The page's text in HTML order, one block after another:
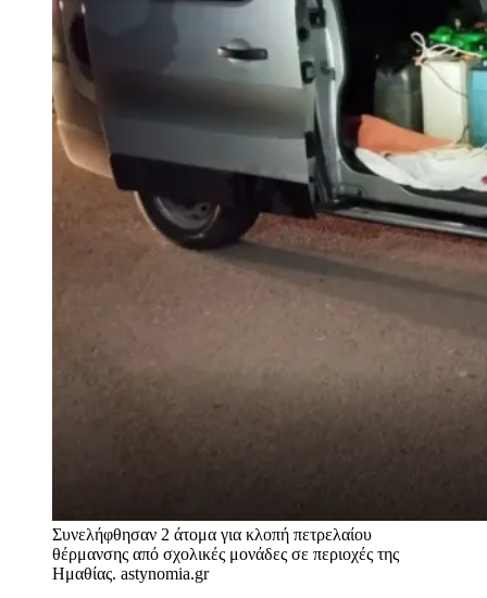
Συνελήφθησαν 2 άτομα για κλοπή πετρελαίου
θέρμανσης από σχολικές μονάδες σε περιοχές της
Ημαθίας. astynomia.gr